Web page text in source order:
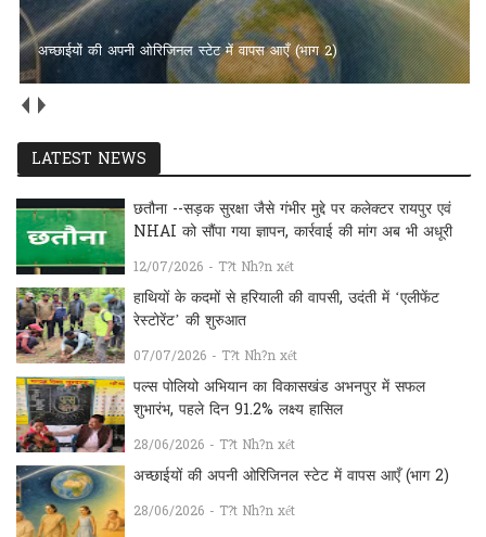
अच्छाईयों की अपनी ओरिजिनल स्टेट में वापस आएँ (भाग 2)
LATEST NEWS
छतौना --सड़क सुरक्षा जैसे गंभीर मुद्दे पर कलेक्टर रायपुर एवं
NHAI को सौंपा गया ज्ञापन, कार्रवाई की मांग अब भी अधूरी
12/07/2026 - T?t Nh?n xét
हाथियों के कदमों से हरियाली की वापसी, उदंती में ‘एलीफेंट
रेस्टोरेंट’ की शुरुआत
07/07/2026 - T?t Nh?n xét
पल्स पोलियो अभियान का विकासखंड अभनपुर में सफल
शुभारंभ, पहले दिन 91.2% लक्ष्य हासिल
28/06/2026 - T?t Nh?n xét
अच्छाईयों की अपनी ओरिजिनल स्टेट में वापस आएँ (भाग 2)
28/06/2026 - T?t Nh?n xét